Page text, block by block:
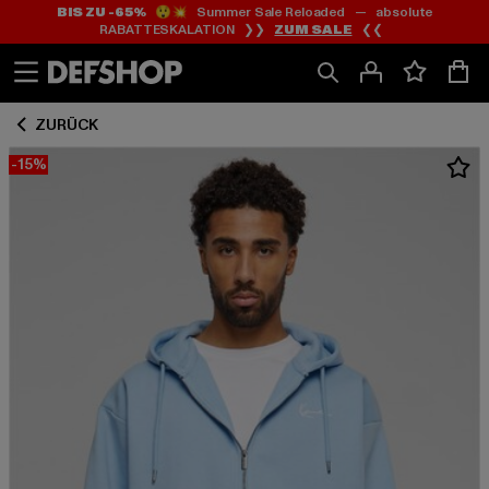
Zum
Inhalt
springen
Zum
Fußzeile
springen
BIS ZU -65%😲💥 Summer Sale Reloaded — absolute
RABATTESKALATION ❯❯ ZUM SALE ❮❮
ZURÜCK
-15%